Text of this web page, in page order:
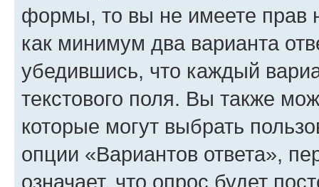
формы, то вы не имеете прав
как минимум два варианта
убедившись, что каждый
текстового поля. Вы также
которые могут выбрать
опции «Вариантов ответа»,
означает, что опрос будет